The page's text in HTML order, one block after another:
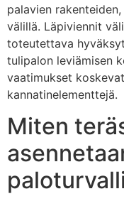
palavien
välillä. Läpiviennit
toteutettava
tulipalon leviämisen
vaatimukset
kannatinelementtejä.
Miten